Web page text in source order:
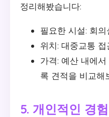
정리해봤습니다:
필요한 시설: 회
위치: 대중교통
가격: 예산 내에
록 견적을 비교해
5. 개인적인 경험